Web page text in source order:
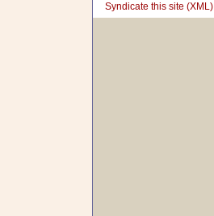
Syndicate this site (XML)